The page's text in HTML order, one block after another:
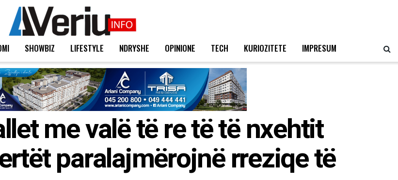
SHOWBIZ LIFESTYLE NDRYSHE OPINIONE TECH KURIOZITETE IMPRESUM
me valë të re të të nxehtit
paralajmërojnë rreziqe të